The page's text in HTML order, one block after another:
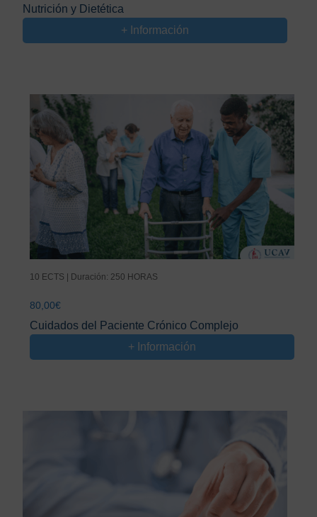
Nutrición y Dietética
+ Información
10 ECTS | Duración: 250 HORAS
80,00€
Cuidados del Paciente Crónico Complejo
+ Información